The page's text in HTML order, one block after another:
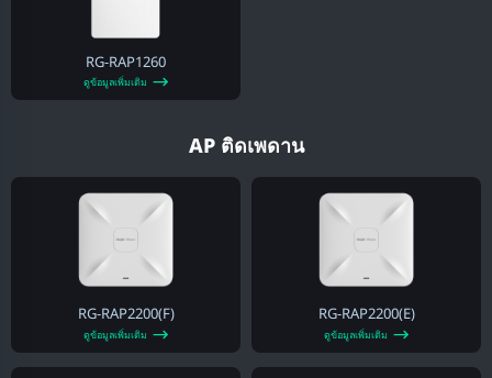
RG-RAP1260
ดูข้อมูลเพิ่มเติม
AP ติดเพดาน
RG-RAP2200(F)
ดูข้อมูลเพิ่มเติม
RG-RAP2200(E)
ดูข้อมูลเพิ่มเติม